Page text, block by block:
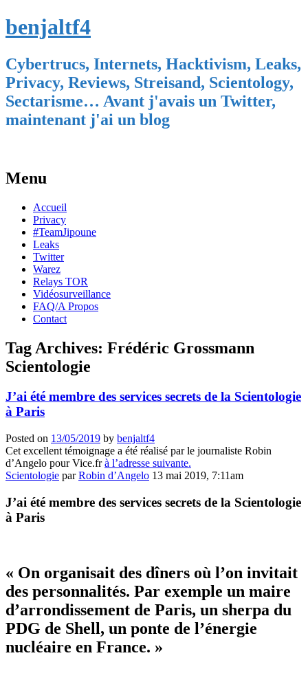
benjaltf4
Cybertrucs, Internets, Hacktivism, Leaks,
Privacy, Reviews, Streisand, Scientology,
Sectarisme… Avant j'avais un Twitter,
maintenant j'ai un blog
Menu
Skip
content
Accueil
Privacy
#TeamJipoune
Leaks
Twitter
Warez
Relays TOR
Vidéosurveillance
FAQ/A Propos
Contact
Tag Archives: Frédéric Grossmann
Scientologie
J’ai été membre des services secrets de la Scientologie
à Paris
Posted on 13/05/2019 by benjaltf4
Cet excellent témoignage a été réalisé par le journaliste Robin
d’Angelo pour Vice.frà l’adresse suivante.
Scientologie parRobin d’Angelo 13 mai 2019, 7:11am
J’ai été membre des services secrets de la Scientologie
à Paris
« On organisait des dîners où l’on invitait
des personnalités. Par exemple un maire
d’arrondissement de Paris, un sherpa du
PDG de Shell, un ponte de l’énergie
nucléaire en France. »